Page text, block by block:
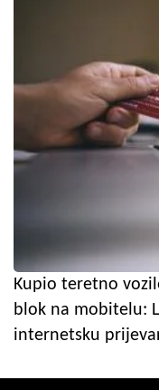
Kupio teretno
blok na mobitelu:
internetsku